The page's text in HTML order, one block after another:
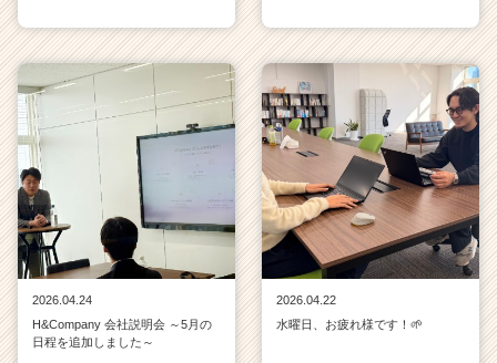
2026.04.24
H&Company 会社説明会 ～5月の
日程を追加しました～
2026.04.22
水曜日、お疲れ様です！🌱